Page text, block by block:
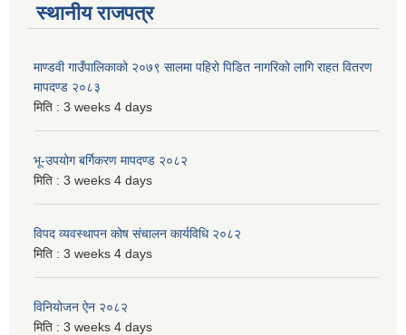
स्थानीय राजपत्र
माण्डवी गाउँपालिकाको २०७९ सालमा पहिरो पिडित नागरिको लागि राहत वितरण
मापदण्ड २०८३
मिति : 3 weeks 4 days
भू-उपयोग बर्गिकरण मापदण्ड २०८२
मिति : 3 weeks 4 days
विपद व्यवस्थापन कोष संचालन कार्यविधि २०८२
मिति : 3 weeks 4 days
विनियोजन ऐन २०८२
मिति : 3 weeks 4 days